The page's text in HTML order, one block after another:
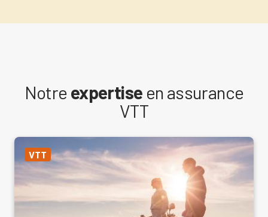
Notreexpertise en assurance
VTT
VTT